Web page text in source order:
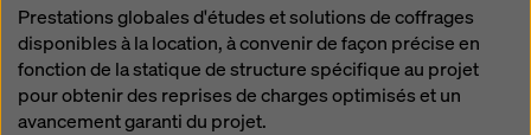
Prestations globales d'études et solutions de coffrages
disponibles à la location, à convenir de façon précise en
fonction de la statique de structure spécifique au projet
pour obtenir des reprises de charges optimisés et un
avancement garanti du projet.